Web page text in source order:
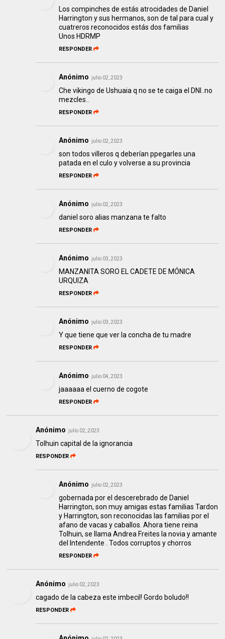
Los compinches de estás atrocidades de Daniel
Harrington y sus hermanos, son de tal para cual y
cuatreros reconocidos estás dos familias
Unos HDRMP
RESPONDER
Anónimo julio 02, 2023
Che vikingo de Ushuaia q no se te caiga el DNI..no
mezcles..
RESPONDER
Anónimo julio 02, 2023
son todos villeros q deberían ppegarles una
patada en el culo y volverse a su provincia
RESPONDER
Anónimo julio 02, 2023
daniel soro alias manzana te falto
RESPONDER
Anónimo julio 03, 2023
MANZANITA SORO EL CADETE DE MÓNICA
URQUIZA
RESPONDER
Anónimo julio 03, 2023
Y que tiene que ver la concha de tu madre
RESPONDER
Anónimo julio 04, 2023
jaaaaaa el cuerno de cogote
RESPONDER
Anónimo julio 02, 2023
Tolhuin capital de la ignorancia
RESPONDER
Anónimo julio 02, 2023
gobernada por el descerebrado de Daniel
Harrington, son muy amigas estas familias Tardon
y Harrington, son reconocidas las familias por el
afano de vacas y caballos. Ahora tiene reina
Tolhuin, se llama Andrea Freites la novia y amante
del Intendente . Todos corruptos y chorros
RESPONDER
Anónimo julio 02, 2023
cagado de la cabeza este imbecil! Gordo boludo!!
RESPONDER